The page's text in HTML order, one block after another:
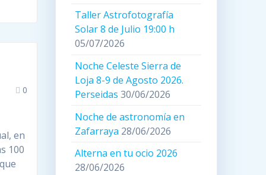
0
en
100
Taller Astrofotografía
Solar 8 de Julio 19:00 h
05/07/2026
Noche Celeste Sierra de
Loja 8-9 de Agosto 2026.
Perseidas 30/06/2026
Noche de astronomía en
Zafarraya 28/06/2026
Alterna en tu ocio 2026
28/06/2026